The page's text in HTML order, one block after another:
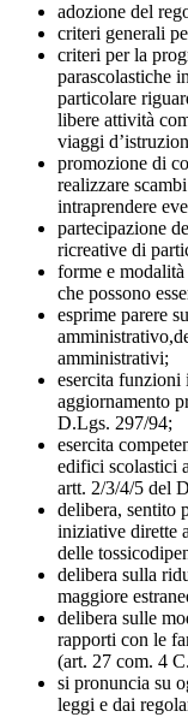
adozione del
criteri generali
criteri per la
parascolastiche
particolare
libere attività
viaggi
promozione di
realizzare scambi
intraprendere
partecipazione
ricreative di
forme e
che possono
esprime parere
amministrativo,
amministrativi;
esercita funzioni
aggiornamento
D.Lgs. 297/94;
esercita
edifici scolastici
artt. 2/3/4/5 del
delibera, sentito
iniziative dirette
delle
delibera sulla
maggiore
delibera sulle
rapporti con le
(art. 27 com. 4
si pronuncia su
leggi e dai